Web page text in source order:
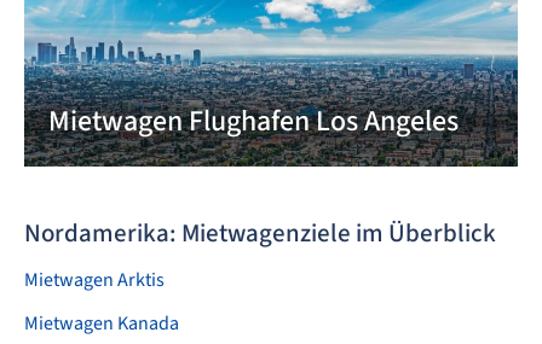
Mietwagen Flughafen Los Angeles
Nordamerika: Mietwagenziele im Überblick
Mietwagen Arktis
Mietwagen Kanada